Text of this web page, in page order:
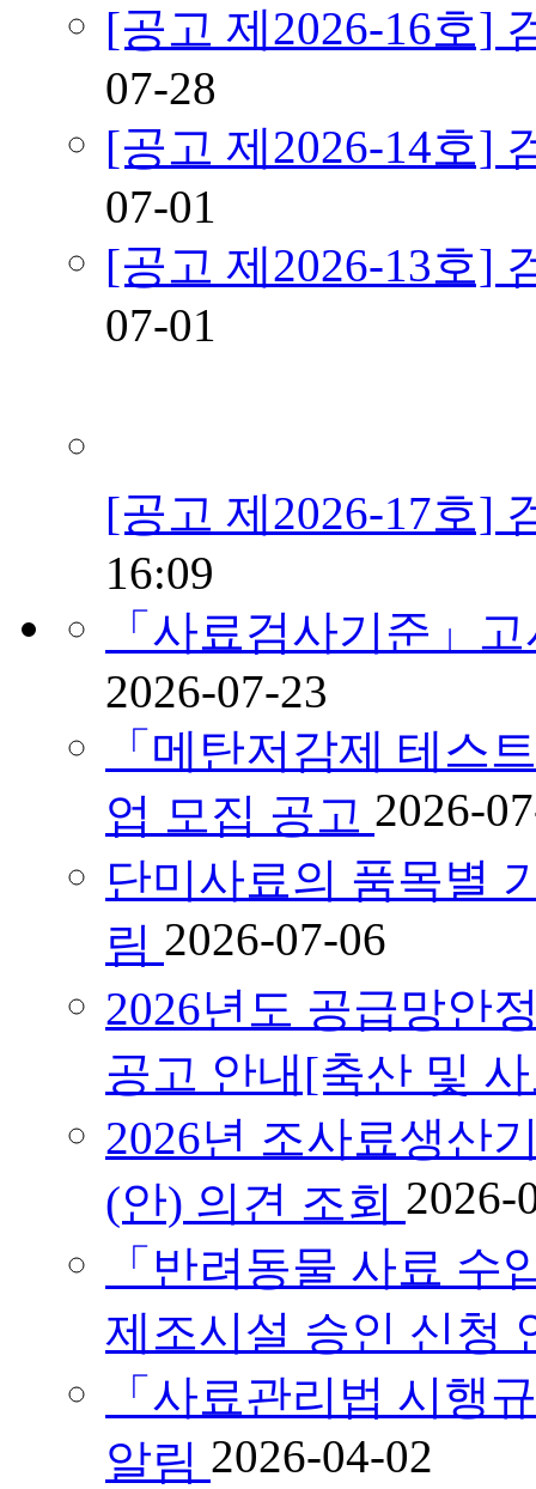
[공고 제2026-16호]
07-28
[공고 제2026-14호]
07-01
[공고 제2026-13호]
07-01
[공고 제2026-17호]
16:09
「사료검사기준」
2026-07-23
「메탄저감제 테스
업 모집 공고 2026-
단미사료의 품목별
림 2026-07-06
2026년도 공급망안
공고 안내[축산 및
2026년 조사료생산
(안) 의견 조회 2026-
「반려동물 사료
제조시설 승인 신청
「사료관리법 시행
알림 2026-04-02